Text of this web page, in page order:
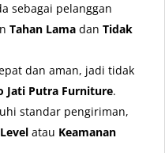
sebagai pelanggan
Tahan Lama dan Tidak
dan aman, jadi tidak
Jati Putra Furniture.
standar pengiriman,
atau Keamanan